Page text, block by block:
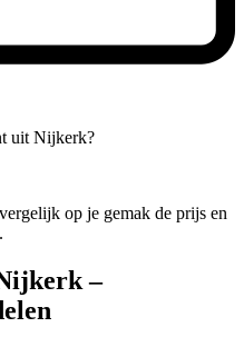
uit Nijkerk?
op je gemak de prijs en
–